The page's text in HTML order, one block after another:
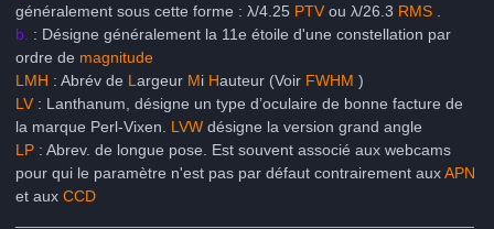
généralement sous cette forme : λ/4.25 PTV ou λ/26.3 RMS
b. : Désigne généralement la 11e étoile d'une constellation par
ordre de magnitude
LMH : Abrév de L argeur Mi Hauteur (Voir FWHM )
LV : Lanthanum, désigne un type d’oculaire de bonne facture de
la marque Perl-Vixen. LVW désigne la version grand angle
LP : Abrev. de longue pose. Est souvent associé aux webcams
pour qui le paramètre n'est pas par défaut contrairement auxAPN
et aux CCD